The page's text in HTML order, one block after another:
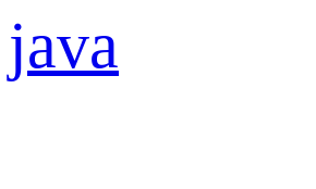
java